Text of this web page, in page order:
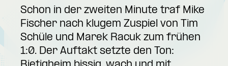
Schon in der zweiten Minute traf Mike
Fischer nach klugem Zuspiel von Tim
Schüle und Marek Racuk zum frühen
1:0. Der Auftakt setzte den Ton: